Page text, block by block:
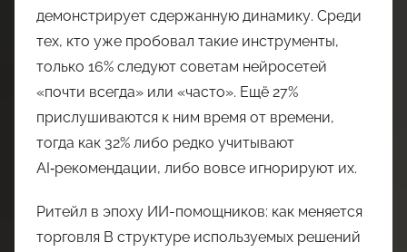
демонстрирует сдержанную динамику. Среди
тех, кто уже пробовал такие инструменты,
только 16% следуют советам нейросетей
«почти всегда» или «часто». Ещё 27%
прислушиваются к ним время от времени,
тогда как 32% либо редко учитывают
AI‑рекомендации, либо вовсе игнорируют их.
Ритейл в эпоху ИИ-помощников: как меняется
торговля В структуре используемых решений